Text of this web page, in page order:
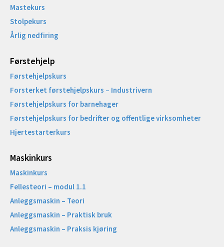
Mastekurs
Stolpekurs
Årlig nedfiring
Førstehjelp
Førstehjelpskurs
Forsterket førstehjelpskurs – Industrivern
Førstehjelpskurs for barnehager
Førstehjelpskurs for bedrifter og offentlige virksomheter
Hjertestarterkurs
Maskinkurs
Maskinkurs
Fellesteori – modul 1.1
Anleggsmaskin – Teori
Anleggsmaskin – Praktisk bruk
Anleggsmaskin – Praksis kjøring